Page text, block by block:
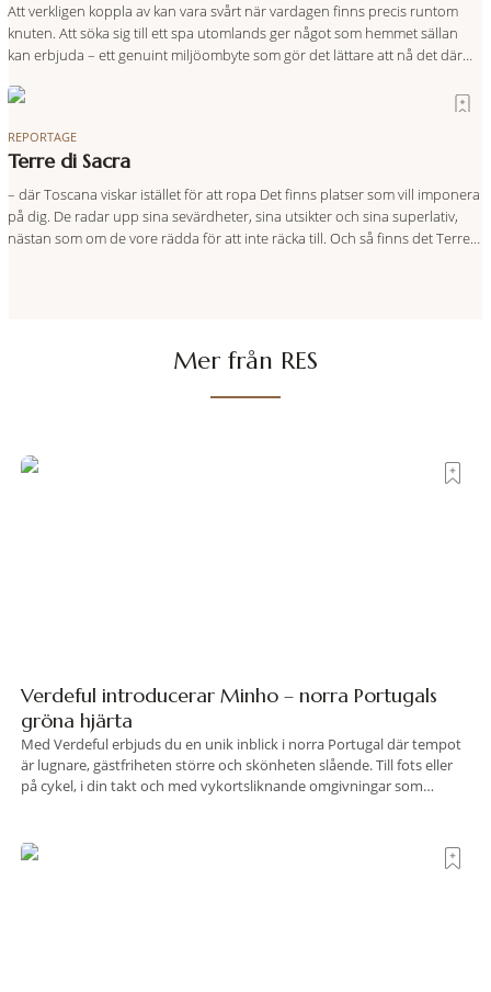
Att verkligen koppla av kan vara svårt när vardagen finns precis runtom
knuten. Att söka sig till ett spa utomlands ger något som hemmet sällan
kan erbjuda – ett genuint miljöombyte som gör det lättare att nå det där
vet exakt vilka
REPORTAGE
Terre di Sacra
– där Toscana viskar istället för att ropa Det finns platser som vill imponera
på dig. De radar upp sina sevärdheter, sina utsikter och sina superlativ,
nästan som om de vore rädda för att inte räcka till. Och så finns det Terre
Mer från RES
Verdeful introducerar Minho – norra Portugals
gröna hjärta
Med Verdeful erbjuds du en unik inblick i norra Portugal där tempot
är lugnare, gästfriheten större och skönheten slående. Till fots eller
på cykel, i din takt och med vykortsliknande omgivningar som
travel när det